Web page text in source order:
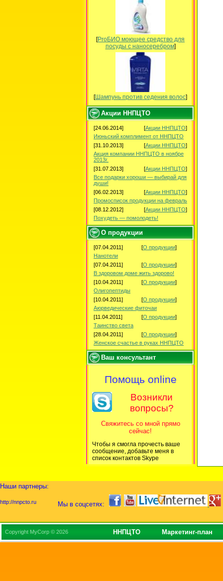
[ProБИО моющее средство для
посуды c наносеребром]
[Шампунь против седения волос]
Акции ННПЦТО
[24.06.2014] [Акции ННПЦТО]
Июньский комплимент от ННПЦТО
[31.10.2013]
[Акции ННПЦТО]
Акция компании ННПЦТО в ноябре
2013г.
[31.07.2013]
[Акции ННПЦТО]
Все подарки хороши — выбирай для
души!
[06.02.2013]
[Акции ННПЦТО]
Промосписок продукции на февраль
[08.12.2012]
[Акции ННПЦТО]
Похудеть — помолодеть!
О продукции
[07.04.2011] [О продукции]
Нанотели
[07.04.2011]
[О продукции]
В здоровом доме жить здорово!
[10.04.2011]
[О продукции]
Олигопептиды
[10.04.2011]
[О продукции]
Аюрведические фиточаи
[11.04.2011]
[О продукции]
Таинство света
[28.04.2011]
[О продукции]
Женское счастье в руках ННПЦТО
Ваш консультант
Помощь online
Возникли
вопросы?
Свяжитесь со мной прямо
сейчас!
Чтобы я смогла прочесть ваше
сообщение, добавьте меня в
список контактов Skype
Наши партнеры:
Мы в соцсетях:
http://nnpcto.ru
Copyright MyCorp © 2026 ННПЦТО Маркетинг-план